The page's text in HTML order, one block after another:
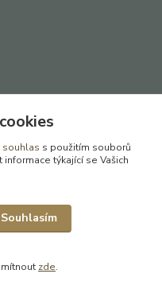
souhlas s použitím souborů
týkající se Vašich
Souhlasím
zde.